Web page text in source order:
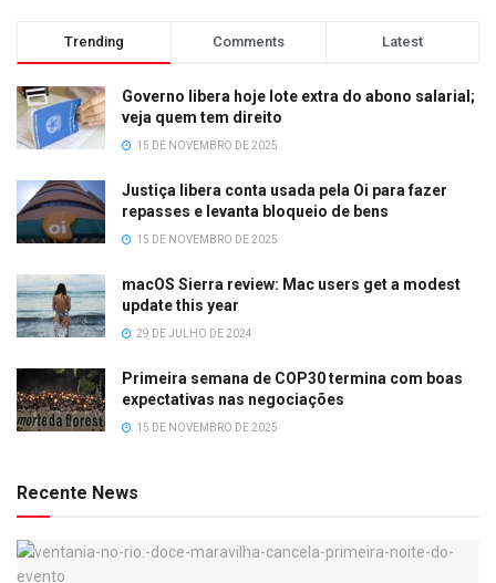
Trending Comments Latest
Governo libera hoje lote extra do abono salarial;
veja quem tem direito
15 DE NOVEMBRO DE 2025
Justiça libera conta usada pela Oi para fazer
repasses e levanta bloqueio de bens
15 DE NOVEMBRO DE 2025
macOS Sierra review: Mac users get a modest
update this year
29 DE JULHO DE 2024
Primeira semana de COP30 termina com boas
expectativas nas negociações
15 DE NOVEMBRO DE 2025
Recente News